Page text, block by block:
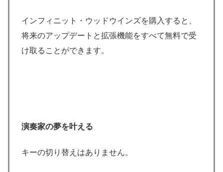
インフィニット・ウッドウインズを購入すると、
将来のアップデートと拡張機能をすべて無料で受
け取ることができます。
演奏家の夢を叶える
キーの切り替えはありません。